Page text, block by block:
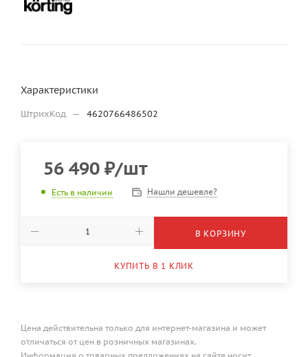
Характеристики
ШтрихКод — 4620766486502
56 490 ₽/шт
Есть в наличии Нашли дешевле?
В КОРЗИНУ
КУПИТЬ В 1 КЛИК
Цена действительна только для интернет-магазина и может
отличаться от цен в розничных магазинах.